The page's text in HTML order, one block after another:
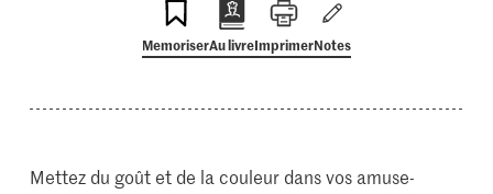
MemoriserAu livreImprimerNotes
Mettez du goût et de la couleur dans vos amuse-